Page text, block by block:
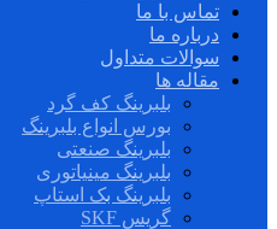
تماس با ما
درباره ما
سوالات متداول
مقاله ها
بلبرینگ کف گرد
بورس انواع بلبرینگ
بلبرینگ صنعتی
بلبرینگ مینیاتوری
بلبرینگ بک استاپ
گریس SKF